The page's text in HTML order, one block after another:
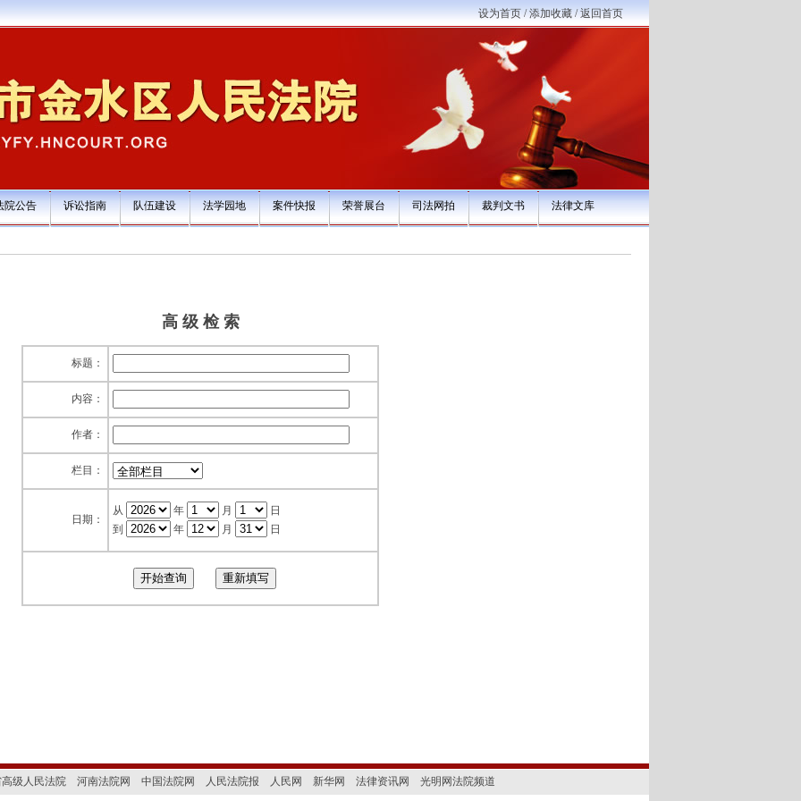
设为首页/添加收藏/返回首页
院公告 诉讼指南 队伍建设 法学园地 案件快报 荣誉展台 司法网拍 裁判文书 法律文库
高 级 检 索
标题：
内容：
作者：
栏目：
日期：
从 年 月
日
到
年 月 日
级人民法院 河南法院网 中国法院网 人民法院报 人民网 新华网 法律资讯网 光明网法院频道